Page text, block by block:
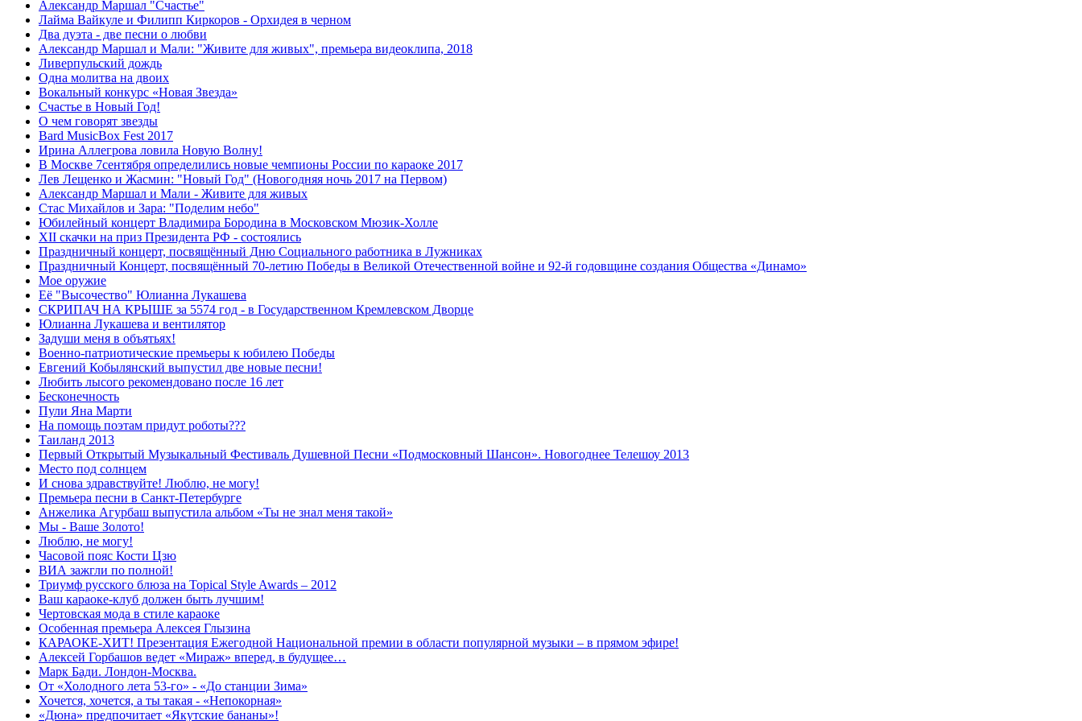
Александр Маршал "Счастье"
Лайма Вайкуле и Филипп Киркоров - Орхидея в черном
Два дуэта - две песни о любви
Александр Маршал и Мали: "Живите для живых", премьера видеоклипа, 2018
Ливерпульский дождь
Одна молитва на двоих
Вокальный конкурс «Новая Звезда»
Счастье в Новый Год!
О чем говорят звезды
Bard MusicBox Fest 2017
Ирина Аллегрова ловила Новую Волну!
В Москве 7сентября определились новые чемпионы России по караоке 2017
Лев Лещенко и Жасмин: "Новый Год" (Новогодняя ночь 2017 на Первом)
Александр Маршал и Мали - Живите для живых
Стас Михайлов и Зара: "Поделим небо"
Юбилейный концерт Владимира Бородина в Московском Мюзик-Холле
XII скачки на приз Президента РФ - состоялись
Праздничный концерт, посвящённый Дню Социального работника в Лужниках
Праздничный Концерт, посвящённый 70-летию Победы в Великой Отечественной войне и 92-й годовщине создания Общества «Динамо»
Мое оружие
Её "Высочество" Юлианна Лукашева
СКРИПАЧ НА КРЫШЕ за 5574 год - в Государственном Кремлевском Дворце
Юлианна Лукашева и вентилятор
Задуши меня в объятьях!
Военно-патриотические премьеры к юбилею Победы
Евгений Кобылянский выпустил две новые песни!
Любить лысого рекомендовано после 16 лет
Бесконечность
Пули Яна Марти
На помощь поэтам придут роботы???
Таиланд 2013
Первый Открытый Музыкальный Фестиваль Душевной Песни «Подмосковный Шансон». Новогоднее Телешоу 2013
Место под солнцем
И снова здравствуйте! Люблю, не могу!
Премьера песни в Санкт-Петербурге
Анжелика Агурбаш выпустила альбом «Ты не знал меня такой»
Мы - Ваше Золото!
Люблю, не могу!
Часовой пояс Кости Цзю
ВИА зажгли по полной!
Триумф русского блюза на Topical Style Awards – 2012
Ваш караоке-клуб должен быть лучшим!
Чертовская мода в стиле караоке
Особенная премьера Алексея Глызина
КАРАОКЕ-ХИТ! Презентация Ежегодной Национальной премии в области популярной музыки – в прямом эфире!
Алексей Горбашов ведет «Мираж» вперед, в будущее…
Марк Бади. Лондон-Москва.
От «Холодного лета 53-го» - «До станции Зима»
Хочется, хочется, а ты такая - «Непокорная»
«Дюна» предпочитает «Якутские бананы»!